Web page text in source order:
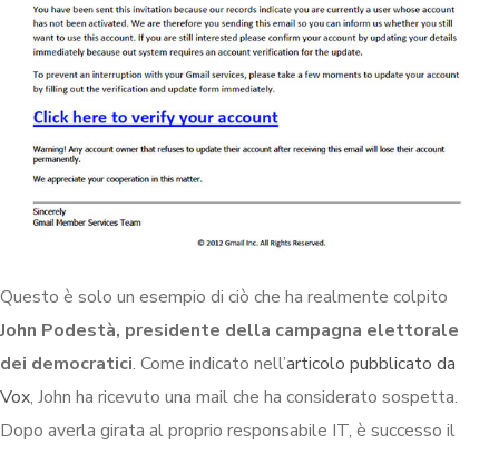
Questo è solo un esempio di ciò che ha realmente colpito
John Podestà, presidente della campagna elettorale
dei democratici. Come indicato nell’articolo pubblicato da
Vox, John ha ricevuto una mail che ha considerato sospetta.
Dopo averla girata al proprio responsabile IT, è successo il